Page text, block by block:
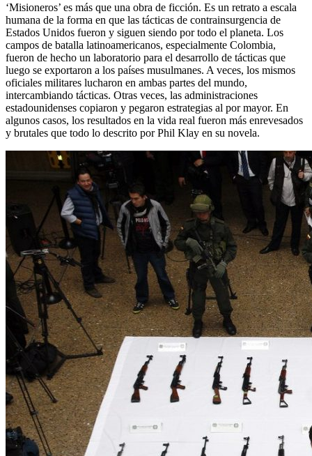
‘Misioneros’ es más que una obra de ficción. Es un retrato a escala
humana de la forma en que las tácticas de contrainsurgencia de
Estados Unidos fueron y siguen siendo por todo el planeta. Los
campos de batalla latinoamericanos, especialmente Colombia,
fueron de hecho un laboratorio para el desarrollo de tácticas que
luego se exportaron a los países musulmanes. A veces, los mismos
oficiales militares lucharon en ambas partes del mundo,
intercambiando tácticas. Otras veces, las administraciones
estadounidenses copiaron y pegaron estrategias al por mayor. En
algunos casos, los resultados en la vida real fueron más enrevesados
y brutales que todo lo descrito por Phil Klay en su novela.